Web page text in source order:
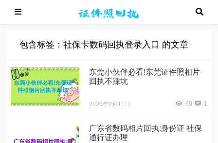
包含标签：社保卡数码回执登录入口 的文章
东莞小伙伴必看!东莞证件照相片
回执不踩坑
2026年2月11日 60 1
广东省数码相片回执:身份证 社保
通行证办理